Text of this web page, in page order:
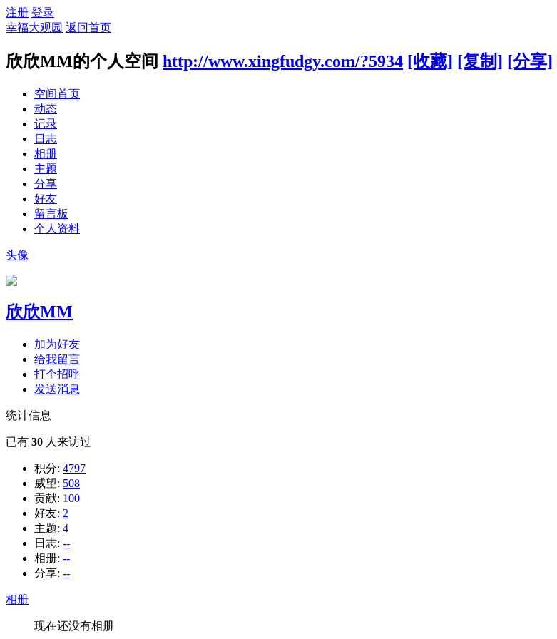
注册 登录
幸福大观园 返回首页
欣欣MM的个人空间 http://www.xingfudgy.com/?5934 [收藏] [复制] [分享]
空间首页
动态
记录
日志
相册
主题
分享
好友
留言板
个人资料
头像
欣欣MM
加为好友
给我留言
打个招呼
发送消息
统计信息
已有 30 人来访过
积分: 4797
威望: 508
贡献: 100
好友: 2
主题: 4
日志: --
相册: --
分享: --
相册
现在还没有相册